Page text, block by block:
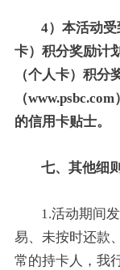
4）本活动
卡）积分奖励计
（个人卡）积分
（
的信用卡贴士。
七、其他细则
1.活动期间
易、未按时还款
常的持卡人，我